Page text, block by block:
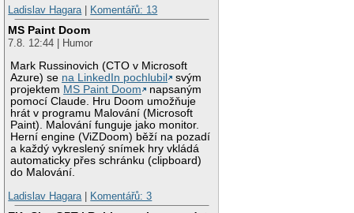
Ladislav Hagara
Komentářů: 13
MS Paint Doom
7.8. 12:44 | Humor
Mark Russinovich (CTO v Microsoft
Azure) se na LinkedIn pochlubil
svým
projektem MS Paint Doom
napsaným
pomocí Claude. Hru Doom umožňuje
hrát v programu Malování (Microsoft
Paint). Malování funguje jako monitor.
Herní engine (ViZDoom) běží na pozadí
a každý vykreslený snímek hry vkládá
automaticky přes schránku (clipboard)
do Malování.
Ladislav Hagara
Komentářů: 3